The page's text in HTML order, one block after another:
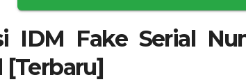
IDM Fake Serial